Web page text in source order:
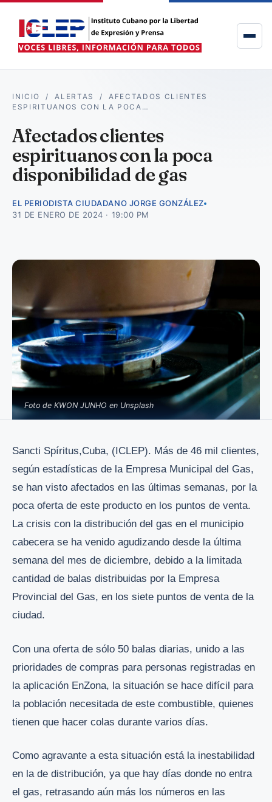
INICIO /ALERTAS /AFECTADOS CLIENTES
ESPIRITUANOS CON LA POCA…
Afectados clientes
espirituanos con la poca
disponibilidad de gas
EL PERIODISTA CIUDADANO JORGE GONZÁLEZ
31 DE ENERO DE 2024 · 19:00 PM
Foto de KWON JUNHO en Unsplash
Sancti Spíritus,Cuba, (ICLEP). Más de 46 mil clientes,
según estadísticas de la Empresa Municipal del Gas,
se han visto afectados en las últimas semanas, por la
poca oferta de este producto en los puntos de venta.
La crisis con la distribución del gas en el municipio
cabecera se ha venido agudizando desde la última
semana del mes de diciembre, debido a la limitada
cantidad de balas distribuidas por la Empresa
Provincial del Gas, en los siete puntos de venta de la
ciudad.
Con una oferta de sólo 50 balas diarias, unido a las
prioridades de compras para personas registradas en
la aplicación EnZona, la situación se hace difícil para
la población necesitada de este combustible, quienes
tienen que hacer colas durante varios días.
Como agravante a esta situación está la inestabilidad
en la de distribución, ya que hay días donde no entra
el gas, retrasando aún más los números en las